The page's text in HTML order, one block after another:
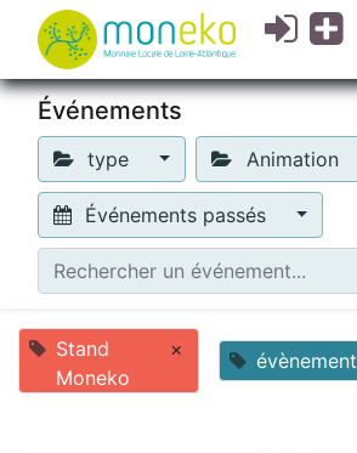
Événements
type Animation
Événements passés
Stand
Moneko
× évènement